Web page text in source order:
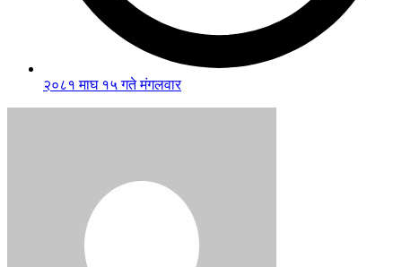
२०८१ माघ १५ गते मंगलवार